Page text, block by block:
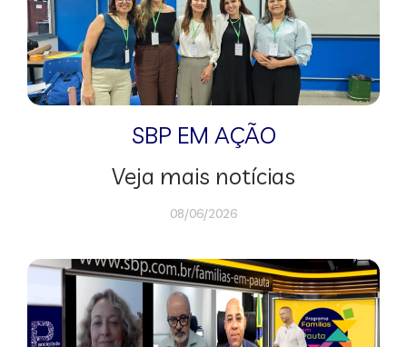
SBP EM AÇÃO
Veja mais notícias
08/06/2026